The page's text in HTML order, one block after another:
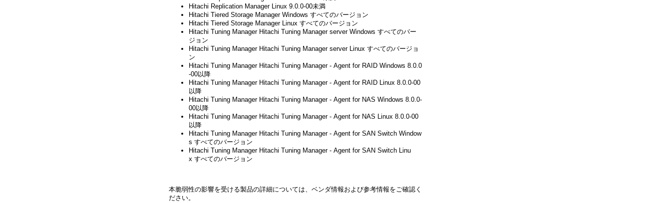
Hitachi Replication Manager Linux 9.0.0-00未満
Hitachi Tiered Storage Manager Windows すべてのバージョン
Hitachi Tiered Storage Manager Linux すべてのバージョン
Hitachi Tuning Manager Hitachi Tuning Manager server Windows すべてのバー
ジョン
Hitachi Tuning Manager Hitachi Tuning Manager server Linux すべてのバージョ
ン
Hitachi Tuning Manager Hitachi Tuning Manager - Agent for RAID Windows 8.0.0
-00以降
Hitachi Tuning Manager Hitachi Tuning Manager - Agent for RAID Linux 8.0.0-00
以降
Hitachi Tuning Manager Hitachi Tuning Manager - Agent for NAS Windows 8.0.0-
00以降
Hitachi Tuning Manager Hitachi Tuning Manager - Agent for NAS Linux 8.0.0-00
以降
Hitachi Tuning Manager Hitachi Tuning Manager - Agent for SAN Switch Window
s すべてのバージョン
Hitachi Tuning Manager Hitachi Tuning Manager - Agent for SAN Switch Linu
x すべてのバージョン
本脆弱性の影響を受ける製品の詳細については、ベンダ情報および参考情報をご確認く
ださい。